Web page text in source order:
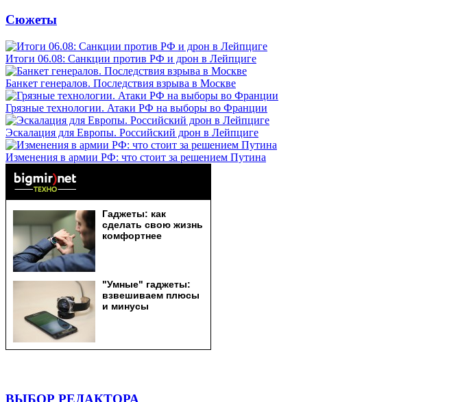
Сюжеты
Итоги 06.08: Санкции против РФ и дрон в Лейпциге
Банкет генералов. Последствия взрыва в Москве
Грязные технологии. Атаки РФ на выборы во Франции
Эскалация для Европы. Российский дрон в Лейпциге
Изменения в армии РФ: что стоит за решением Путина